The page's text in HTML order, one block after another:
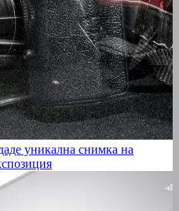
уникална снимка на